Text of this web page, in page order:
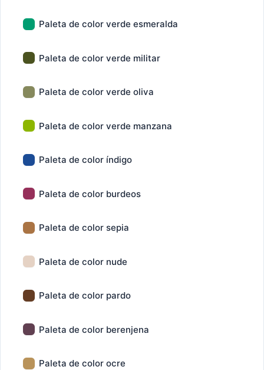
Paleta de color verde esmeralda
Paleta de color verde militar
Paleta de color verde oliva
Paleta de color verde manzana
Paleta de color índigo
Paleta de color burdeos
Paleta de color sepia
Paleta de color nude
Paleta de color pardo
Paleta de color berenjena
Paleta de color ocre